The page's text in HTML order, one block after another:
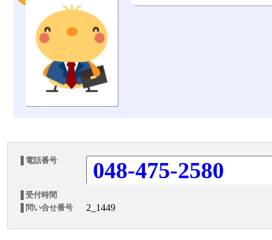
電話番号 048-475-2580
受付時間
問い合せ番号
2_1449